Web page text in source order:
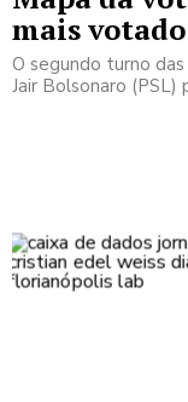
mais votado
O segundo turno
Jair Bolsonaro (PSL)